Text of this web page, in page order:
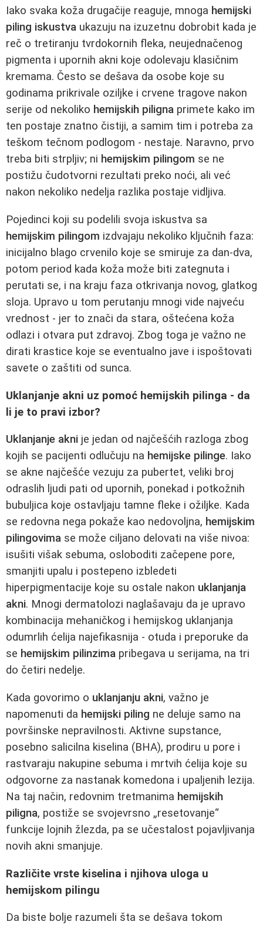
Iako svaka koža drugačije reaguje, mnoga hemijski
piling iskustva ukazuju na izuzetnu dobrobit kada je
reč o tretiranju tvrdokornih fleka, neujednačenog
pigmenta i upornih akni koje odolevaju klasičnim
kremama. Često se dešava da osobe koje su
godinama prikrivale oziljke i crvene tragove nakon
serije od nekoliko hemijskih piligna primete kako im
ten postaje znatno čistiji, a samim tim i potreba za
teškom tečnom podlogom - nestaje. Naravno, prvo
treba biti strpljiv; ni hemijskim pilingom se ne
postižu čudotvorni rezultati preko noći, ali već
nakon nekoliko nedelja razlika postaje vidljiva.
Pojedinci koji su podelili svoja iskustva sa
hemijskim pilingom izdvajaju nekoliko ključnih faza:
inicijalno blago crvenilo koje se smiruje za dan-dva,
potom period kada koža može biti zategnuta i
perutati se, i na kraju faza otkrivanja novog, glatkog
sloja. Upravo u tom perutanju mnogi vide najveću
vrednost - jer to znači da stara, oštećena koža
odlazi i otvara put zdravoj. Zbog toga je važno ne
dirati krastice koje se eventualno jave i ispoštovati
savete o zaštiti od sunca.
Uklanjanje akni uz pomoć hemijskih pilinga - da
li je to pravi izbor?
Uklanjanje akni je jedan od najčešćih razloga zbog
kojih se pacijenti odlučuju na hemijske pilinge. Iako
se akne najčešće vezuju za pubertet, veliki broj
odraslih ljudi pati od upornih, ponekad i potkožnih
bubuljica koje ostavljaju tamne fleke i ožiljke. Kada
se redovna nega pokaže kao nedovoljna, hemijskim
pilingovima se može ciljano delovati na više nivoa:
isušiti višak sebuma, osloboditi začepene pore,
smanjiti upalu i postepeno izbledeti
hiperpigmentacije koje su ostale nakon uklanjanja
akni. Mnogi dermatolozi naglašavaju da je upravo
kombinacija mehaničkog i hemijskog uklanjanja
odumrlih ćelija najefikasnija - otuda i preporuke da
se hemijskim pilinzima pribegava u serijama, na tri
do četiri nedelje.
Kada govorimo o uklanjanju akni, važno je
napomenuti da hemijski piling ne deluje samo na
površinske nepravilnosti. Aktivne supstance,
posebno salicilna kiselina (BHA), prodiru u pore i
rastvaraju nakupine sebuma i mrtvih ćelija koje su
odgovorne za nastanak komedona i upaljenih lezija.
Na taj način, redovnim tretmanima hemijskih
piligna, postiže se svojevrsno „resetovanje“
funkcije lojnih žlezda, pa se učestalost pojavljivanja
novih akni smanjuje.
Različite vrste kiselina i njihova uloga u
hemijskom pilingu
Da biste bolje razumeli šta se dešava tokom